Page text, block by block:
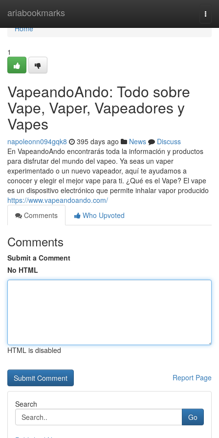
ariabookmarks
Home
Home
1
VapeandoAndo: Todo sobre
Vape, Vaper, Vapeadores y
Vapes
napoleonn094gqk8 395 days ago News
Discuss
En VapeandoAndo encontrarás toda la información y productos
para disfrutar del mundo del vapeo. Ya seas un vaper
experimentado o un nuevo vapeador, aquí te ayudamos a
conocer y elegir el mejor vape para ti. ¿Qué es el Vape? El vape
es un dispositivo electrónico que permite inhalar vapor producido
https://www.vapeandoando.com/
Comments
Who Upvoted
Comments
Submit a Comment
No HTML
HTML is disabled
Report Page
Search
Go